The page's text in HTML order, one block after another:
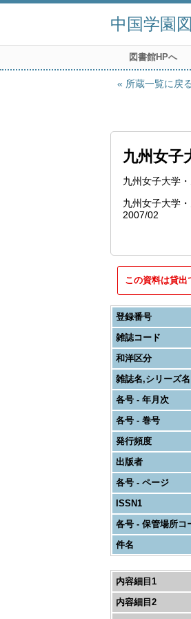
中国学園
図書館HPへ
所蔵一覧に戻る
九州女子
九州女子大学
九州女子大学
2007/02
この資料は貸出
登録番号
雑誌コード
和洋区分
雑誌名,シリーズ名
各号 - 年月次
各号 - 巻号
発行頻度
出版者
各号 - ページ
ISSN1
各号 - 保管場所コ
件名
内容細目1
内容細目2